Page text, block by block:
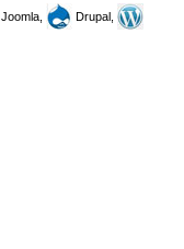
Joomla,
Drupal,